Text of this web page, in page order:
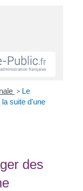
> Le
suite d'une
des